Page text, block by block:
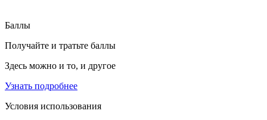
Баллы
Получайте и тратьте баллы
Здесь можно и то, и другое
Узнать подробнее
Условия использования